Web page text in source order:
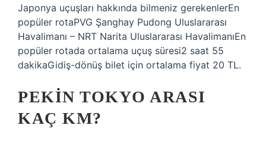
Japonya uçuşları hakkında bilmeniz gerekenlerEn
popüler rotaPVG Şanghay Pudong Uluslararası
Havalimanı – NRT Narita Uluslararası HavalimanıEn
popüler rotada ortalama uçuş süresi2 saat 55
dakikaGidiş-dönüş bilet için ortalama fiyat 20 TL.
PEKIN TOKYO ARASI
KAÇ KM?